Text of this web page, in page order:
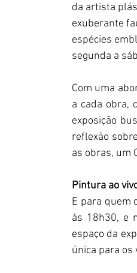
da artista
exuberante
espécies
segunda a
Com uma
a cada obra,
exposição
reflexão
as obras, um
Pintura ao
E para quem
às 18h30, e
espaço da
única para